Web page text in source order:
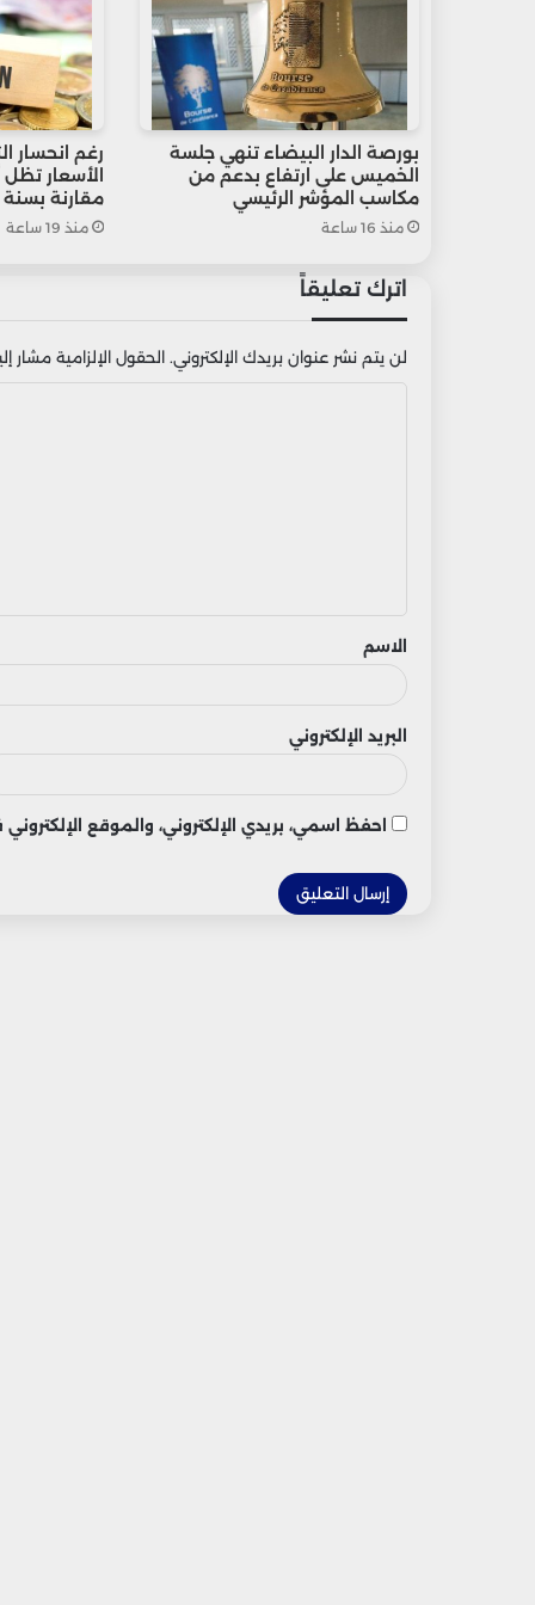
بورصة الدار البيضاء تنهي جلسة
الخميس على ارتفاع بدعم من
مكاسب المؤشر الرئيسي
منذ 16 ساعة
رغم انحسار
مقارنة بسنة 2021
منذ 19 ساعة
اترك تعليقاً
لن يتم نشر عنوان بريدك الإلكتروني. الحقول الإلزامية مشار
ق
الاسم
البريد الإلكتروني
احفظ اسمي، بريدي الإلكتروني، والموقع